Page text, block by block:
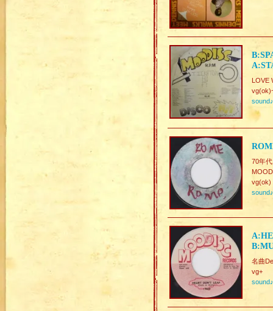
LOVE
sound♪
70年
vg(ok)
sound♪
名曲
vg+
sound♪